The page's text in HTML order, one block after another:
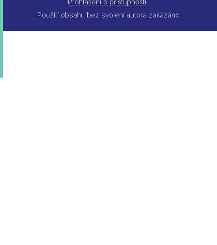
Použití obsahu bez svolení autora zakázáno